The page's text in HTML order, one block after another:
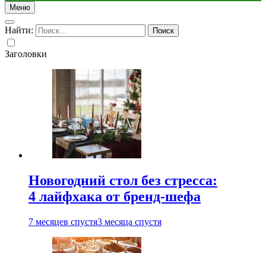
Меню
Найти:
Заголовки
Новогодний стол без стресса:
4 лайфхака от бренд-шефа
7 месяцев спустя3 месяца спустя